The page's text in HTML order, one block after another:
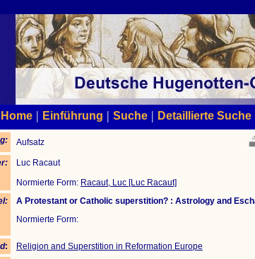
Home | Einführung | Suche | Detaillierte Suche
Aufsatz
Luc Racaut
Normierte Form: Racaut, Luc [Luc Racaut]
A Protestant or Catholic superstition? : Astrology and
Normierte Form:
:
Religion and Superstition in Reformation Europe